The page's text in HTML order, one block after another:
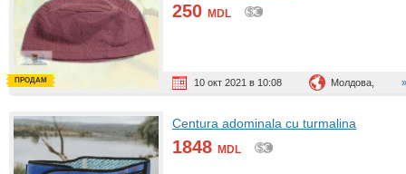
250 MDL
10 окт 2021 в 10:08 Молдова,
ПРОДАМ
Centura adominala cu turmalina
1848 MDL